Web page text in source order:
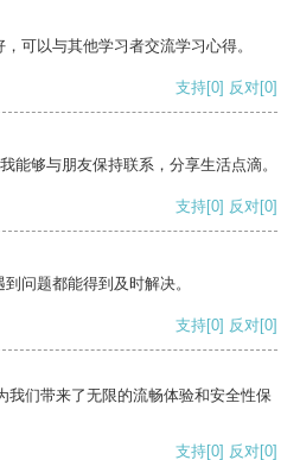
可以与其他学习者交流学习心得。
支持[0] 反对[0]
能够与朋友保持联系，分享生活点滴。
支持[0] 反对[0]
问题都能得到及时解决。
支持[0] 反对[0]
我们带来了无限的流畅体验和安全性保
支持[0] 反对[0]